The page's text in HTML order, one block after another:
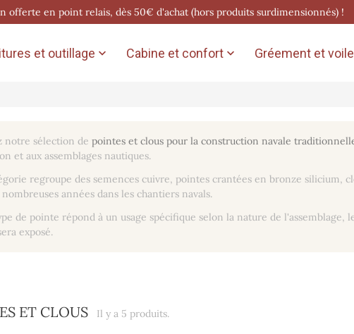
offerte en point relais, dès 50€ d'achat (hors produits surdimensionnés) !
et outillage  Cabine et confort  Gréement et voile
notre sélection de pointes et clous pour la construction navale
et aux assemblages nautiques.
regroupe des semences cuivre, pointes crantées en bronze silicium,
années dans les chantiers navals.
de pointe répond à un usage spécifique selon la nature de
exposé.
ET CLOUS Il y a 5 produits.